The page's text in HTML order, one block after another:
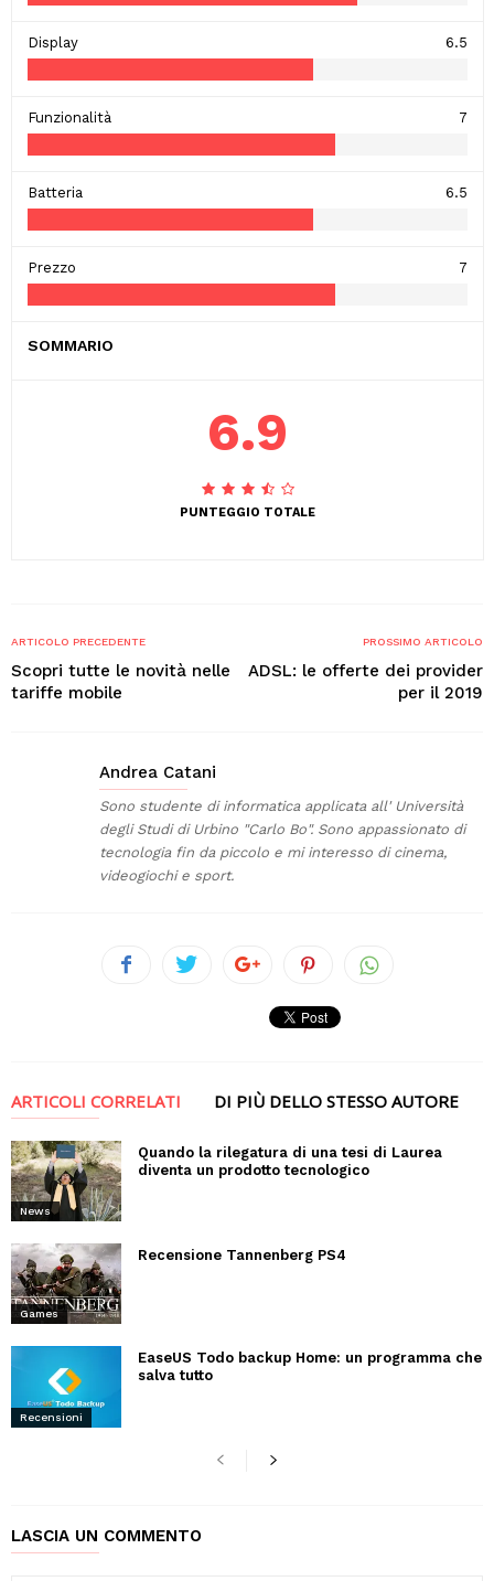
Display 6.5
Funzionalità 7
Batteria 6.5
Prezzo 7
SOMMARIO
6.9
PUNTEGGIO TOTALE
ARTICOLO PRECEDENTE
Scopri tutte le novità nelle
tariffe mobile
PROSSIMO ARTICOLO
ADSL: le offerte dei provider
per il 2019
Andrea Catani
Sono studente di informatica applicata all' Università
degli Studi di Urbino "Carlo Bo". Sono appassionato di
tecnologia fin da piccolo e mi interesso di cinema,
videogiochi e sport.
ARTICOLI CORRELATI DI PIÙ DELLO STESSO AUTORE
News
Quando la rilegatura di una tesi di Laurea
diventa un prodotto tecnologico
Games
Recensione Tannenberg PS4
Recensioni
EaseUS Todo backup Home: un programma che
salva tutto
LASCIA UN COMMENTO